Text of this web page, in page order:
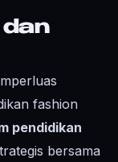
fashion
pendidikan
bersama